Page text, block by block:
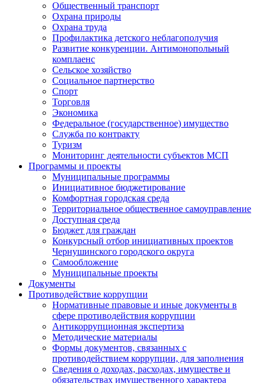
Общественный транспорт
Охрана природы
Охрана труда
Профилактика детского неблагополучия
Развитие конкуренции. Антимонопольный
комплаенс
Сельское хозяйство
Социальное партнерство
Спорт
Торговля
Экономика
Федеральное (государственное) имущество
Служба по контракту
Туризм
Мониторинг деятельности субъектов МСП
Программы и проекты
Муниципальные программы
Инициативное бюджетирование
Комфортная городская среда
Территориальное общественное самоуправление
Доступная среда
Бюджет для граждан
Конкурсный отбор инициативных проектов
Чернушинского городского округа
Самообложение
Муниципальные проекты
Документы
Противодействие коррупции
Нормативные правовые и иные документы в
сфере противодействия коррупции
Антикоррупционная экспертиза
Методические материалы
Формы документов, связанных с
противодействием коррупции, для заполнения
Сведения о доходах, расходах, имуществе и
обязательствах имущественного характера